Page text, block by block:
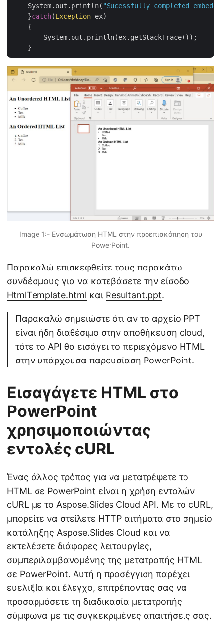
    System.out.println(
"Sucessfully completed
    }
catch(Exception ex)
    {
        System.out.println(ex.getStackTrace());
Image 1:- Ενσωμάτωση HTML στην προεπισκόπηση του
PowerPoint.
Παρακαλώ επισκεφθείτε τους παρακάτω
συνδέσμους για να κατεβάσετε την είσοδο
HtmlTemplate.html και Resultant.ppt.
Παρακαλώ σημειώστε ότι αν το αρχείο PPT
είναι ήδη διαθέσιμο στην αποθήκευση cloud,
τότε το API θα εισάγει το περιεχόμενο HTML
στην υπάρχουσα παρουσίαση PowerPoint.
Εισαγάγετε HTML στο
PowerPoint
χρησιμοποιώντας
εντολές cURL
Ένας άλλος τρόπος για να μετατρέψετε το
HTML σε PowerPoint είναι η χρήση εντολών
cURL με το Aspose.Slides Cloud API. Με το cURL,
μπορείτε να στείλετε HTTP αιτήματα στο σημείο
κατάληξης Aspose.Slides Cloud και να
εκτελέσετε διάφορες λειτουργίες,
συμπεριλαμβανομένης της μετατροπής HTML
σε PowerPoint. Αυτή η προσέγγιση παρέχει
ευελιξία και έλεγχο, επιτρέποντάς σας να
προσαρμόσετε τη διαδικασία μετατροπής
σύμφωνα με τις συγκεκριμένες απαιτήσεις σας.